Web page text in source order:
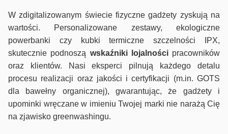
W zdigitalizowanym świecie fizyczne gadżety zyskują na
wartości. Personalizowane zestawy, ekologiczne
powerbanki czy kubki termiczne szczelności IPX,
skutecznie podnoszą wskaźniki lojalnościpracowników
oraz klientów. Nasi eksperci pilnują każdego detalu
procesu realizacji oraz jakości i certyfikacji (m.in. GOTS
dla bawełny organicznej), gwarantując, że gadżety i
upominki wręczane w imieniu Twojej marki nie narażą Cię
na zjawisko greenwashingu.